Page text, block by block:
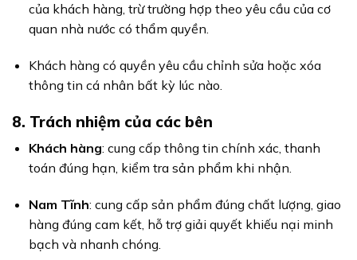
của khách hàng, trừ trường hợp theo yêu cầu của cơ
quan nhà nước có thẩm quyền.
Khách hàng có quyền yêu cầu chỉnh sửa hoặc xóa
thông tin cá nhân bất kỳ lúc nào.
8. Trách nhiệm của các bên
Khách hàng: cung cấp thông tin chính xác, thanh
toán đúng hạn, kiểm tra sản phẩm khi nhận.
Nam Tĩnh: cung cấp sản phẩm đúng chất lượng, giao
hàng đúng cam kết, hỗ trợ giải quyết khiếu nại minh
bạch và nhanh chóng.